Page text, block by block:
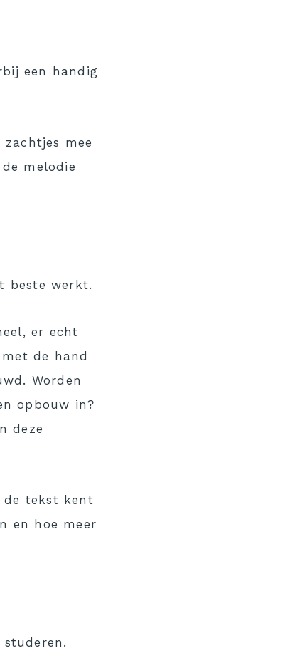
een handig
mee
melodie
beste werkt.
er echt
de hand
Worden
opbouw in?
deze
de tekst kent
en hoe meer